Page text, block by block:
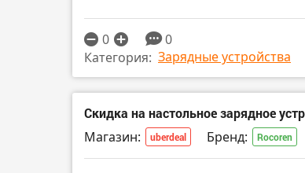
0
0
Категория: Зарядные устройства
Скидка на настольное зарядное
Магазин: uberdeal Бренд: Rocoren